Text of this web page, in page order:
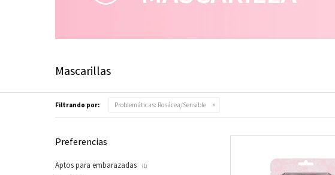
Mascarillas
Filtrando por: Problemáticas: Rosácea/Sensible
Preferencias
Aptos para embarazadas (1)